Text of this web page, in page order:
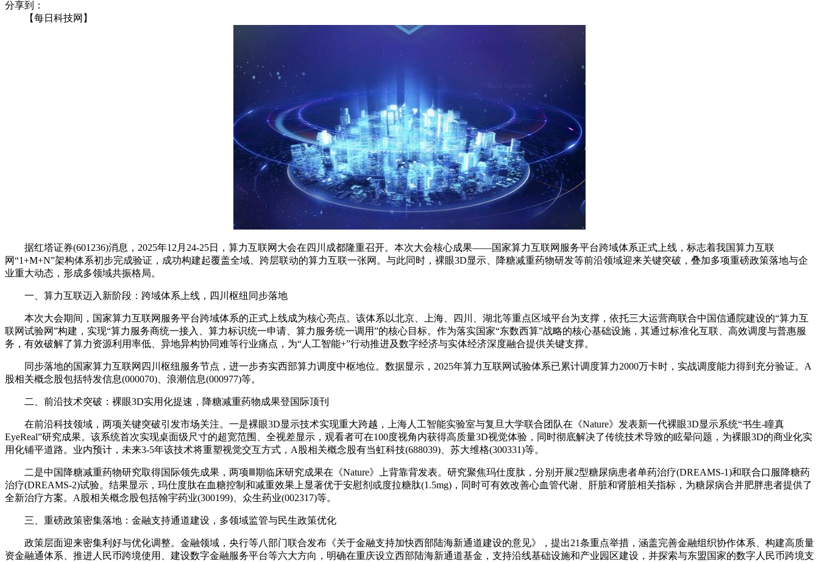
分享到：
【每日科技网】
据红塔证券(601236)消息，2025年12月24-25日，算力互联网大会在四川成都隆重召开。本次大会核心成果——国家算力互联网服务平台跨域体系正式上线，标志着我国算力互联
网“1+M+N”架构体系初步完成验证，成功构建起覆盖全域、跨层联动的算力互联一张网。与此同时，裸眼3D显示、降糖减重药物研发等前沿领域迎来关键突破，叠加多项重磅政策落地与企
业重大动态，形成多领域共振格局。
一、算力互联迈入新阶段：跨域体系上线，四川枢纽同步落地
本次大会期间，国家算力互联网服务平台跨域体系的正式上线成为核心亮点。该体系以北京、上海、四川、湖北等重点区域平台为支撑，依托三大运营商联合中国信通院建设的“算力互
联网试验网”构建，实现“算力服务商统一接入、算力标识统一申请、算力服务统一调用”的核心目标。作为落实国家“东数西算”战略的核心基础设施，其通过标准化互联、高效调度与普惠服
务，有效破解了算力资源利用率低、异地异构协同难等行业痛点，为“人工智能+”行动推进及数字经济与实体经济深度融合提供关键支撑。
同步落地的国家算力互联网四川枢纽服务节点，进一步夯实西部算力调度中枢地位。数据显示，2025年算力互联网试验体系已累计调度算力2000万卡时，实战调度能力得到充分验证。A
股相关概念股包括特发信息(000070)、浪潮信息(000977)等。
二、前沿技术突破：裸眼3D实用化提速，降糖减重药物成果登国际顶刊
在前沿科技领域，两项关键突破引发市场关注。一是裸眼3D显示技术实现重大跨越，上海人工智能实验室与复旦大学联合团队在《Nature》发表新一代裸眼3D显示系统“书生-瞳真
EyeReal”研究成果。该系统首次实现桌面级尺寸的超宽范围、全视差显示，观看者可在100度视角内获得高质量3D视觉体验，同时彻底解决了传统技术导致的眩晕问题，为裸眼3D的商业化实
用化铺平道路。业内预计，未来3-5年该技术将重塑视觉交互方式，A股相关概念股有当虹科技(688039)、苏大维格(300331)等。
二是中国降糖减重药物研究取得国际领先成果，两项Ⅲ期临床研究成果在《Nature》上背靠背发表。研究聚焦玛仕度肽，分别开展2型糖尿病患者单药治疗(DREAMS-1)和联合口服降糖药
治疗(DREAMS-2)试验。结果显示，玛仕度肽在血糖控制和减重效果上显著优于安慰剂或度拉糖肽(1.5mg)，同时可有效改善心血管代谢、肝脏和肾脏相关指标，为糖尿病合并肥胖患者提供了
全新治疗方案。A股相关概念股包括翰宇药业(300199)、众生药业(002317)等。
三、重磅政策密集落地：金融支持通道建设，多领域监管与民生政策优化
政策层面迎来密集利好与优化调整。金融领域，央行等八部门联合发布《关于金融支持加快西部陆海新通道建设的意见》，提出21条重点举措，涵盖完善金融组织协作体系、构建高质量
资金融通体系、推进人民币跨境使用、建设数字金融服务平台等六大方向，明确在重庆设立西部陆海新通道基金，支持沿线基础设施和产业园区建设，并探索与东盟国家的数字人民币跨境支